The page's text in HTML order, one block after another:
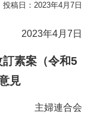
投稿日： 2023年4月7日
2023年4月7日
素案（令和5
見
主婦連合会